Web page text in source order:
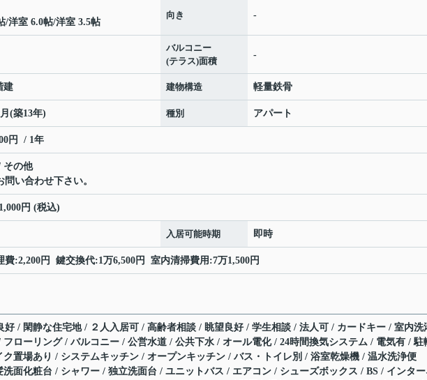
/洋室 6.0帖/洋室 3.5帖
向き -
バルコニー
(テラス)面積
-
建 建物構造 軽量鉄骨
(築13年) 種別 アパート
円 / 1年
その他
問い合わせ下さい。
円 (税込)
入居可能時期 即時
費:2,200円 鍵交換代:1万6,500円 室内清掃費用:7万1,500円
好 / 閑静な住宅地 / ２人入居可 / 高齢者相談 / 眺望良好 / 学生相談 / 法人可 / カードキー / 室内洗
フローリング / バルコニー / 公営水道 / 公共下水 / オール電化 / 24時間換気システム / 電気有 / 駐
ク置場あり / システムキッチン / オープンキッチン / バス・トイレ別 / 浴室乾燥機 / 温水洗浄便
洗面化粧台 / シャワー / 独立洗面台 / ユニットバス / エアコン / シューズボックス / BS / インタ